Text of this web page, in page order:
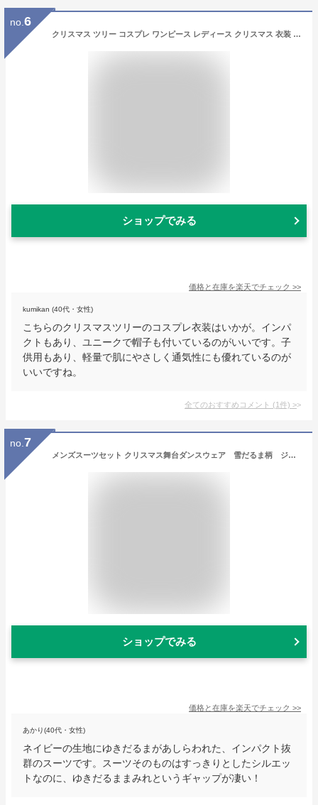
no. 6
クリスマス ツリー コスプレ ワンピース レディース クリスマス 衣装 帽子付き 演出 宴会 パーティ仮装 クリスマスツリータイプ コスチューム 演出 cosplay 舞台服 忘年会 変装 可愛い 面白い おもしろい 演出服 文化祭
ショップでみる
価格と在庫を楽天でチェック >>
kumikan (40代・女性)
こちらのクリスマスツリーのコスプレ衣装はいかが。インパ
クトもあり、ユニークで帽子も付いているのがいいです。子
供用もあり、軽量で肌にやさしく通気性にも優れているのが
いいですね。
全てのおすすめコメント (1件) >
no. 7
メンズスーツセット クリスマス舞台ダンスウェア 雪だるま柄 ジレベスト ロング丈パンツ タキシードジャケット2点/3点セット Christmasコスプレステージ演出服アウター 団体服 発表会 カラオケ パーティー 二次会 年会
ショップでみる
価格と在庫を楽天でチェック >>
あかり(40代・女性)
ネイビーの生地にゆきだるまがあしらわれた、インパクト抜
群のスーツです。スーツそのものはすっきりとしたシルエッ
トなのに、ゆきだるままみれというギャップが凄い！